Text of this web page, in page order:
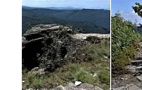
Regióny